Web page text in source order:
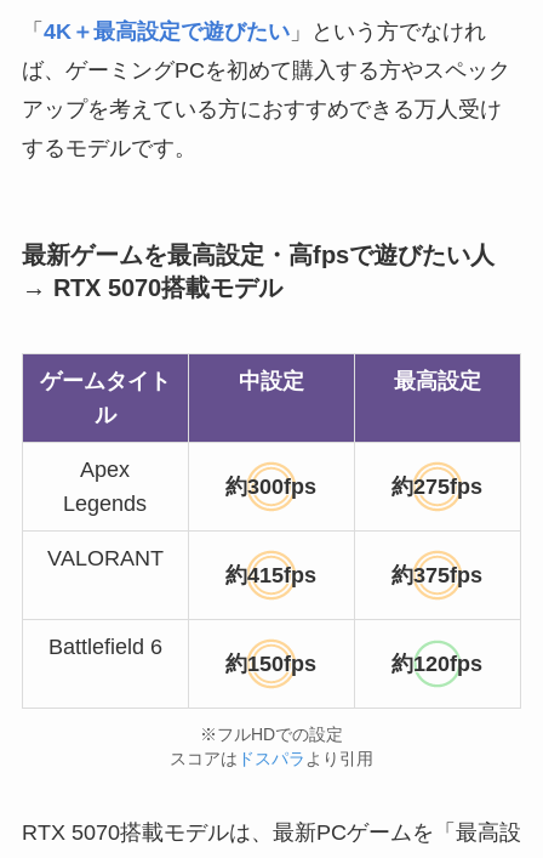
「 4K＋最高設定で遊びたい」という方でなけれ
ば、ゲーミングPCを初めて購入する方やスペック
アップを考えている方におすすめできる万人受け
するモデルです。
最新ゲームを最高設定・高fpsで遊びたい人
→ RTX 5070搭載モデル
ゲームタイト
ル
中設定 最高設定
Apex
Legends
約300fps 約275fps
VALORANT
約415fps 約375fps
Battlefield 6
約150fps 約120fps
※フルHDでの設定
スコアは ドスパラ より引用
RTX 5070搭載モデルは、最新PCゲームを「最高設